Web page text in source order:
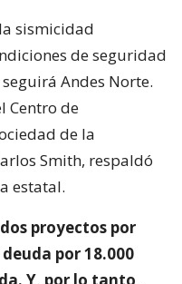
sismicidad
de seguridad
Andes Norte.
Centro de
de la
Smith, respaldó
estatal.
proyectos por
por 18.000